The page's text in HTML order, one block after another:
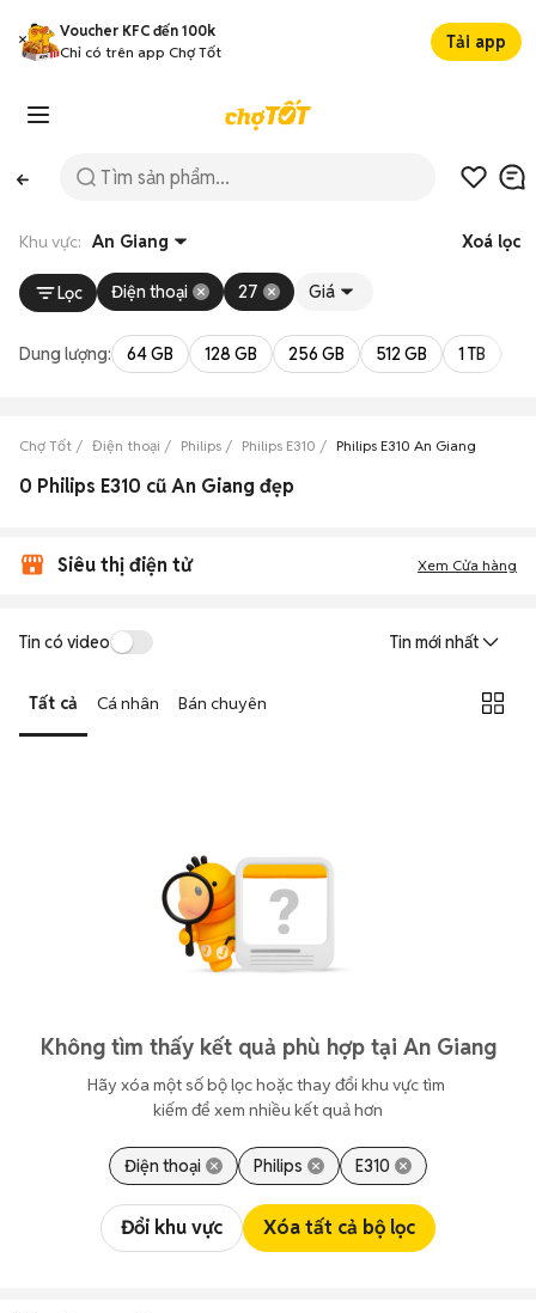
Voucher KFC đến 100k
Chỉ có trên app Chợ Tốt
Tải app
Khu vực: An Giang Xoá lọc
Lọc Điện thoại 27 Giá
Dung lượng: 64 GB 128 GB 256 GB 512 GB 1 TB
Chợ Tốt Điện thoại Philips Philips E310 Philips E310 An Giang
0 Philips E310 cũ An Giang đẹp
Siêu thị điện tử Xem Cửa hàng
Tin có video Tin mới nhất
Tất cả Cá nhân Bán chuyên
Không tìm thấy kết quả phù hợp tại An Giang
Hãy xóa một số bộ lọc hoặc thay đổi khu vực tìm
kiếm để xem nhiều kết quả hơn
Điện thoại Philips E310
Đổi khu vực Xóa tất cả bộ lọc